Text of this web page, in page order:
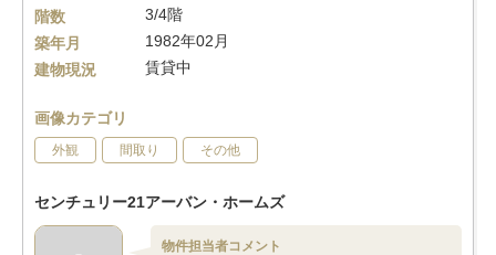
階数
3/4階
築年月
1982年02月
建物現況
賃貸中
画像カテゴリ
外観 間取り その他
センチュリー21アーバン・ホームズ
物件担当者コメント